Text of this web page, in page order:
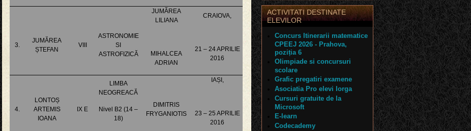
3.
JUMĂREA
ȘTEFAN
VIII
ASTRONOMIE
SI
ASTROFIZICĂ
JUMĂREA
LILIANA
MIHALCEA
ADRIAN
CRAIOVA,
21 – 24 APRILIE
2016
4.
LONTOȘ
ARTEMIS
IOANA
IX E
LIMBA
NEOGREACĂ
Nivel B2 (14 –
18)
DIMITRIS
FRYGANIOTIS
IAȘI,
23 – 25 APRILIE
2016
ACTIVITATI DESTINATE
ELEVILOR
Concurs Itinerarii matematice
CPEEJ 2026 - Prahova,
poziția 6
Olimpiade si concursuri
scolare
Grafic pregatiri examene
Asociatia Pro elevi Iorga
Cursuri gratuite de la
Microsoft
E-learn
Codecademy